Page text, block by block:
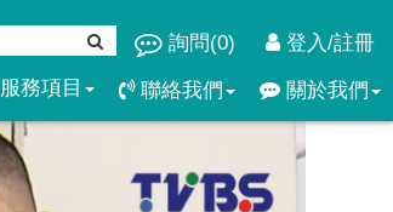
詢問(0)
登入/註冊
服務項目 聯絡我們 關於我們